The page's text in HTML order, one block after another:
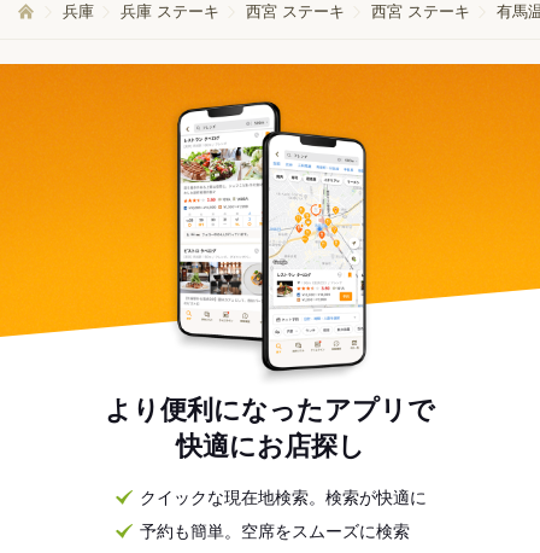
兵庫 兵庫 ステーキ 西宮 ステーキ 西宮 ステーキ 有馬
より便利になったアプリで
快適にお店探し
クイックな現在地検索。検索が快適に
予約も簡単。空席をスムーズに検索